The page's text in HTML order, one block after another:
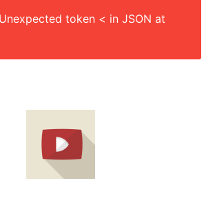
token < in JSON at